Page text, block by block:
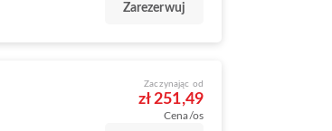
Zarezerwuj
Zaczynając od
zł 251,49
Cena/os